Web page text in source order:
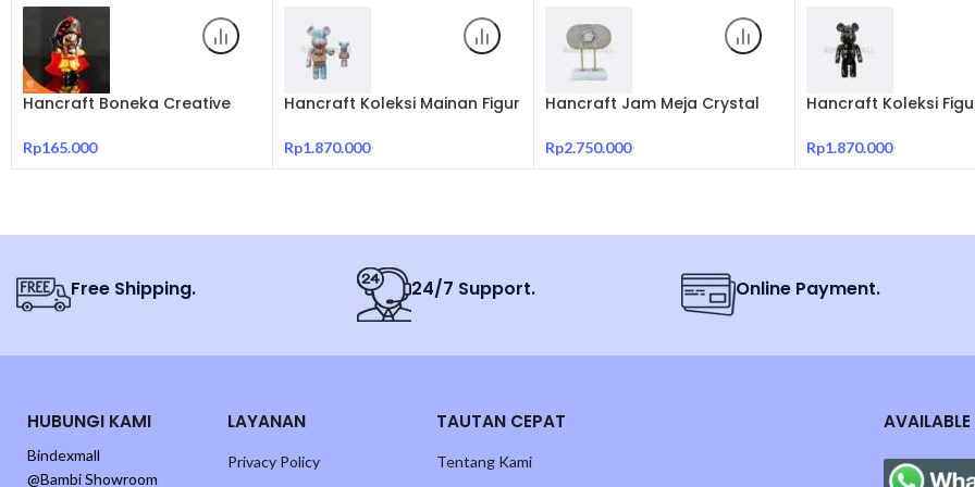
Hancraft Boneka Creative
Rp165.000
Hancraft Koleksi Mainan Figur
Collection
Rp1.870.000
Hancraft Jam Meja Crystal
Rp2.750.000
Hancraft Koleksi
Rp1.870.000
Free Shipping. 24/7 Support. Online Payment.
HUBUNGI KAMI
Bindexmall
@Bambi Showroom
LAYANAN
Privacy Policy
TAUTAN CEPAT
Tentang Kami